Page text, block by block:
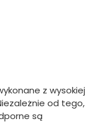
z wysokiej
od tego,
są